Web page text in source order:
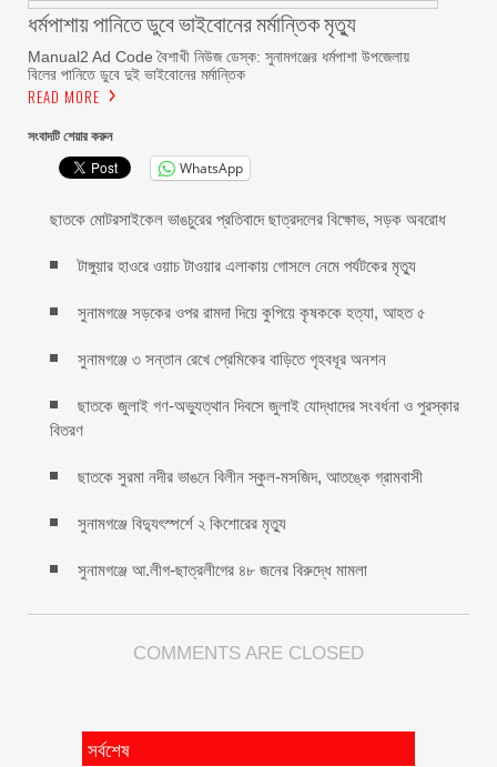
ধর্মপাশায় পানিতে ডুবে ভাইবোনের মর্মান্তিক মৃত্যু
Manual2 Ad Code বৈশাখী নিউজ ডেস্ক: সুনামগঞ্জের ধর্মপাশা উপজেলায়
বিলের পানিতে ডুবে দুই ভাইবোনের মর্মান্তিক
READ MORE
সংবাদটি শেয়ার করুন
WhatsApp
ছাতকে মোটরসাইকেল ভাঙচুরের প্রতিবাদে ছাত্রদলের বিক্ষোভ, সড়ক অবরোধ
টাঙ্গুয়ার হাওরে ওয়াচ টাওয়ার এলাকায় গোসলে নেমে পর্যটকের মৃত্যু
সুনামগঞ্জে সড়কের ওপর রামদা দিয়ে কুপিয়ে কৃষককে হত্যা, আহত ৫
সুনামগঞ্জে ৩ সন্তান রেখে প্রেমিকের বাড়িতে গৃহবধূর অনশন
ছাতকে জুলাই গণ-অভ্যুত্থান দিবসে জুলাই যোদ্ধাদের সংবর্ধনা ও পুরস্কার
বিতরণ
ছাতকে সুরমা নদীর ভাঙনে বিলীন স্কুল-মসজিদ, আতঙ্কে গ্রামবাসী
সুনামগঞ্জে বিদ্যুৎস্পর্শে ২ কিশোরের মৃত্যু
সুনামগঞ্জে আ.লীগ-ছাত্রলীগের ৪৮ জনের বিরুদ্ধে মামলা
COMMENTS ARE CLOSED
সর্বশেষ